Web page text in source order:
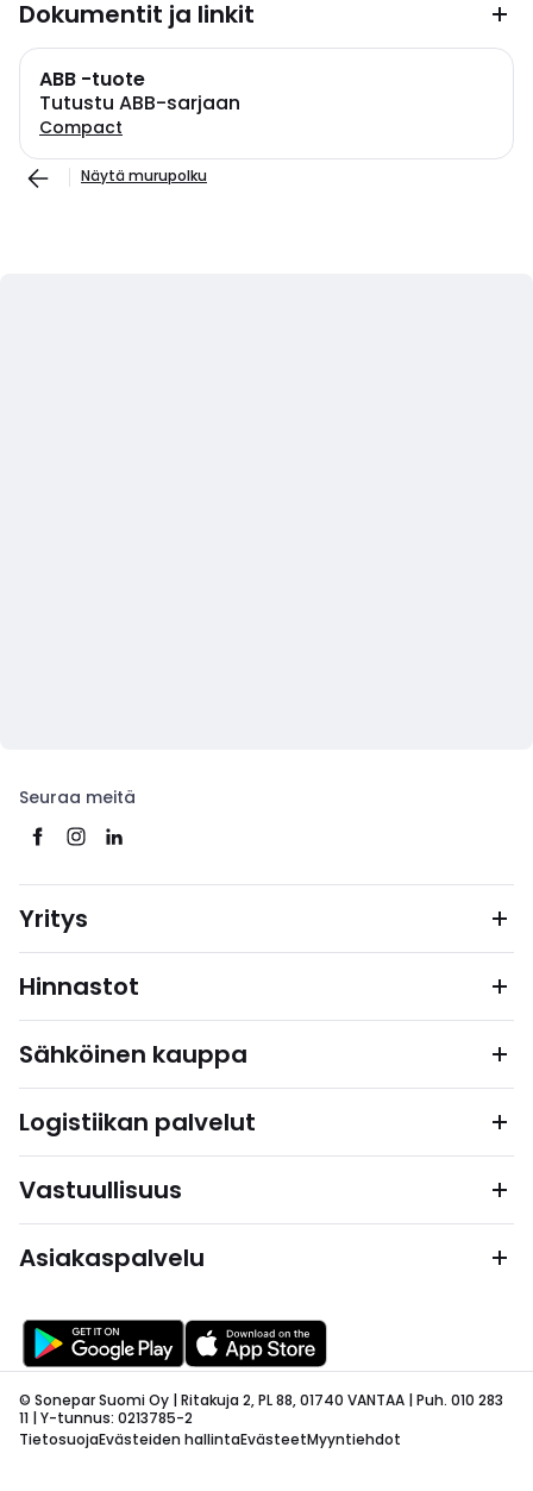
Dokumentit ja linkit
ABB -tuote
Tutustu ABB-sarjaan
Compact
Näytä murupolku
Seuraa meitä
Yritys
Hinnastot
Sähköinen kauppa
Logistiikan palvelut
Vastuullisuus
Asiakaspalvelu
© Sonepar Suomi Oy | Ritakuja 2, PL 88, 01740 VANTAA | Puh. 010 283
11 | Y-tunnus: 0213785-2
TietosuojaEvästeiden hallintaEvästeetMyyntiehdot